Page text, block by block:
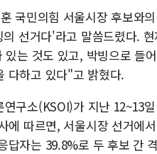
국민의힘 서울시장 후보와
선거다'라고 말씀드렸다.
는 것도 있고, 박빙으로 들
다하고 있다"고 밝혔다.
구소(KSOI)가 지난 12~13
에 따르면, 서울시장 선거에
답자는 39.8%로 두 후보 간